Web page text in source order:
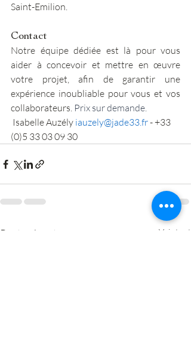
Saint-Emilion.
Contact
Notre équipe dédiée est là pour vous
aider à concevoir et mettre en œuvre
votre projet, afin de garantir une
expérience inoubliable pour vous et vos
collaborateurs. Prix sur demande.
Isabelle Auzély iauzely@jade33.fr - +33
(0)5 33 03 09 30
Posts récents Voir tout